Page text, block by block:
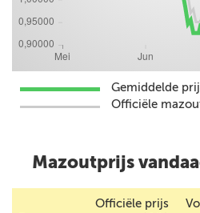
Gemiddelde
Officiële
Mazoutprijs
Officiële prijs